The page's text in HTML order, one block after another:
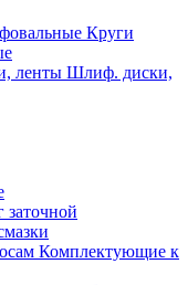
Круги
Шлиф. диски,
заточной
Комплектующие к